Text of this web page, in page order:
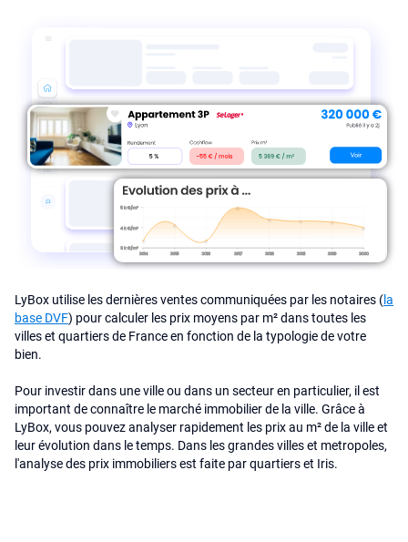
LyBox utilise les dernières ventes communiquées par les notaires (la
base DVF) pour calculer les prix moyens par m² dans toutes les
villes et quartiers de France en fonction de la typologie de votre
bien.
Pour investir dans une ville ou dans un secteur en particulier, il est
important de connaître le marché immobilier de la ville. Grâce à
LyBox, vous pouvez analyser rapidement les prix au m² de la ville et
leur évolution dans le temps. Dans les grandes villes et metropoles,
l'analyse des prix immobiliers est faite par quartiers et Iris.